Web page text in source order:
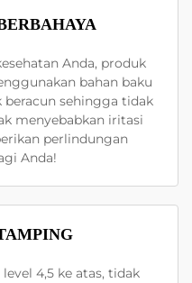
Anda, produk
bahan baku
sehingga tidak
menyebabkan iritasi
perlindungan
Anda!
4,5 ke atas, tidak